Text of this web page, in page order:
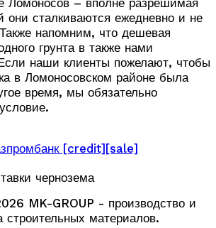
Ломоносов – вполне разрешимая
они сталкиваются ежедневно и не
напомним, что дешевая
грунта в также нами
наши клиенты пожелают, чтобы
в Ломоносовском районе была
время, мы обязательно
MK-GROUP - производство и
строительных материалов.